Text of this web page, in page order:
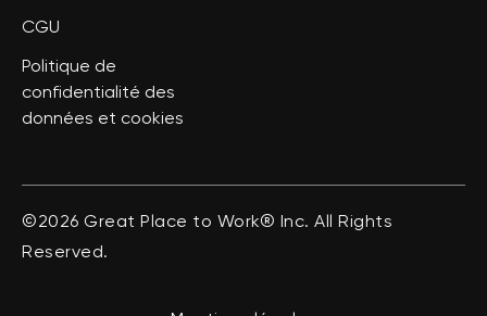
CGU
Politique de
confidentialité des
données et cookies
©2026 Great Place to Work® Inc. All Rights
Reserved.